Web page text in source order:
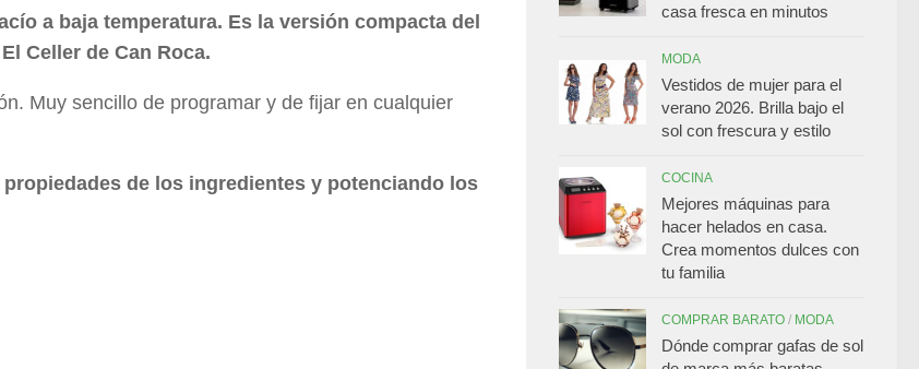
a baja temperatura. Es la versión compacta del
Celler de Can Roca.
Muy sencillo de programar y de fijar en cualquier
de los ingredientes y potenciando los
casa fresca en minutos
MODA
Vestidos de mujer para el
verano 2026. Brilla bajo el
sol con frescura y estilo
COCINA
Mejores máquinas para
hacer helados en casa.
Crea momentos dulces con
tu familia
COMPRAR BARATO / MODA
Dónde comprar gafas de sol